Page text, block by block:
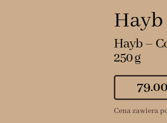
Hayb
Hayb –
250 g
79.00
Cena zawiera